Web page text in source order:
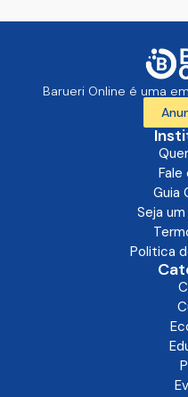
Barueri Online é uma
Guia
Seja
Politica